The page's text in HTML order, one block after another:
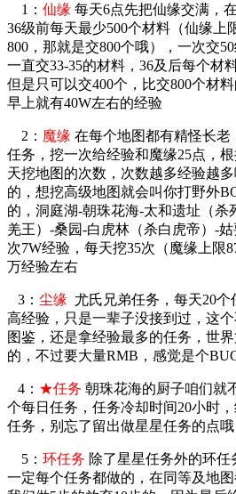
1： 仙缘 每天6点先把仙缘交满，
36级前每天最少500个材料（仙缘上
800，那就是交800个哦），一次交
一直交33-35的材料，36及后每个材
但是只可以交400个，比交800个材
早上就有40W左右的经验
2： 魔缘 在每个地图都有精怪长
任务，挖一次给经验和魔缘25点，
天挖地图的次数，次数越多经验越
的，想挖高级地图就会叫你打野外
的，洞庭湖-朝珠花海-太和遗址（杀
羌王）-桑园-白虎林（杀白虎帝）-
次7W经验，每天挖35次（魔缘上限
万经验左右
3： 尘缘 尤氏兄弟任务，每天20
高经验，只是一辈子没接到过，这
图鉴，还是拿经验最多的任务，世
的，不过要大量RMB，感觉是个
4： ★任务 朝珠花海的厨子咱们就
个每日任务，任务冷却时间20小时
任务，别忘了留出做星星任务的点
5： 环任务 除了星星任务外的环
一定每个任务都做的，在同等及地图